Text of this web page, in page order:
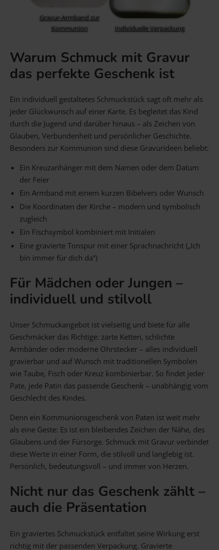
Gravur-Armband zur
Kommunion
Individuelle Verpackung
Warum Schmuck mit Gravur
das perfekte Geschenk ist
Ein individuell gestaltetes Schmuckstück sagt oft mehr als
jeder Glückwunsch auf einer Karte. Es begleitet das Kind
durch die Jugend und darüber hinaus – als Zeichen von
Glauben, Verbundenheit und persönlicher Geschichte.
Besonders zur Kommunion sind diese Gravurideen beliebt:
Ein Kreuzanhänger mit dem Namen oder dem Datum
der Feier
Ein Armband mit einem kurzen Bibelvers oder Wunsch
Die Koordinaten der Kirche – modern und symbolisch
zugleich
Ein Fischsymbol kombiniert mit Initialen
Eine gravierte Tonspur mit einer Sprachnachricht („Ich
bin immer für dich da“)
Für Mädchen oder Jungen –
individuell und stilvoll
Unser Schmuckangebot ist vielseitig und biete für alle
Geschmäcker das Richtige: zarte Ketten, schlichte
Armbänder oder moderne Ohrstecker – alles individuell
gravierbar und auf Wunsch mit traditionellen Symbolen
wie Taube, Fisch oder Kreuz kombinierbar. So findet jeder
Pate, jede Patin das passende Geschenk – unabhängig vom
Geschlecht des Kindes.
Denn ein Kommunionsgeschenk von Paten ist weit mehr
als eine Geste: Es ist ein bleibendes Zeichen der Nähe, des
Glaubens und der Fürsorge. Schmuck mit Gravur verbindet
diese Werte in einer Form, die stilvoll und langlebig ist.
Persönlich, bedeutungsvoll – und immer von Herzen.
Nicht nur das Geschenk zählt –
auch die Präsentation
Ein graviertes Schmuckstück entfaltet seine Wirkung erst
richtig mit der passenden Verpackung. Gravierte